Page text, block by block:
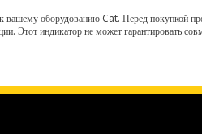
оборудованию Cat. Перед покупкой
Этот индикатор не может гарантировать